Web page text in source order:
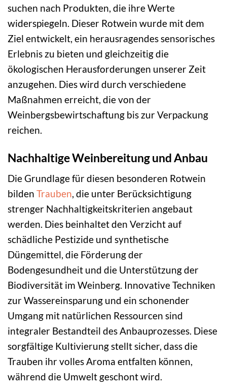
suchen nach Produkten, die ihre Werte
widerspiegeln. Dieser Rotwein wurde mit dem
Ziel entwickelt, ein herausragendes sensorisches
Erlebnis zu bieten und gleichzeitig die
ökologischen Herausforderungen unserer Zeit
anzugehen. Dies wird durch verschiedene
Maßnahmen erreicht, die von der
Weinbergsbewirtschaftung bis zur Verpackung
reichen.
Nachhaltige Weinbereitung und Anbau
Die Grundlage für diesen besonderen Rotwein
bilden Trauben, die unter Berücksichtigung
strenger Nachhaltigkeitskriterien angebaut
werden. Dies beinhaltet den Verzicht auf
schädliche Pestizide und synthetische
Düngemittel, die Förderung der
Bodengesundheit und die Unterstützung der
Biodiversität im Weinberg. Innovative Techniken
zur Wassereinsparung und ein schonender
Umgang mit natürlichen Ressourcen sind
integraler Bestandteil des Anbauprozesses. Diese
sorgfältige Kultivierung stellt sicher, dass die
Trauben ihr volles Aroma entfalten können,
während die Umwelt geschont wird.